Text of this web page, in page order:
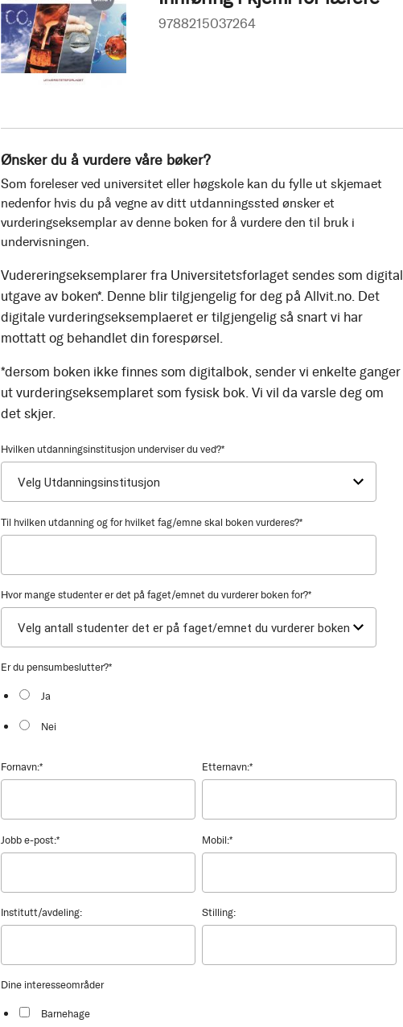
9788215037264
Ønsker du å vurdere våre bøker?
Som foreleser ved universitet eller høgskole kan du fylle ut skjemaet
nedenfor hvis du på vegne av ditt utdanningssted ønsker et
vurderingseksemplar av denne boken for å vurdere den til bruk i
undervisningen.
Vudereringseksemplarer fra Universitetsforlaget sendes som digital
utgave av boken*. Denne blir tilgjengelig for deg på Allvit.no. Det
digitale vurderingseksemplaeret er tilgjengelig så snart vi har
mottatt og behandlet din forespørsel.
*dersom boken ikke finnes som digitalbok, sender vi enkelte ganger
ut vurderingseksemplaret som fysisk bok. Vi vil da varsle deg om
det skjer.
Hvilken utdanningsinstitusjon underviser du ved?*
Til hvilken utdanning og for hvilket fag/emne skal boken vurderes?*
Hvor mange studenter er det på faget/emnet du vurderer boken for?*
Er du pensumbeslutter?*
Ja
Nei
Fornavn:* Etternavn:*
Jobb e-post:* Mobil:*
Institutt/avdeling: Stilling:
Dine interesseområder
Barnehage